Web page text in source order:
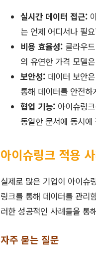
실시간 데이터 접근:
는 언제 어디서나 필
비용 효율성: 클라우
의 유연한 가격 모델
보안성: 데이터 보안
통해 데이터를 안전하
협업 기능: 아이슈링
동일한 문서에 동시
아이슈링크 적용
실제로 많은 기업이 아이슈
링크를 통해 데이터를 관리
러한 성공적인 사례들을 통
자주 묻는 질문